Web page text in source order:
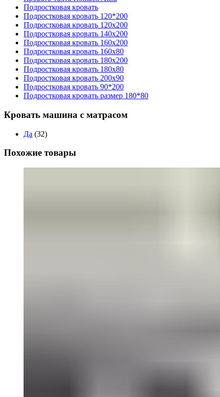
Подростковая кровать
Подростковая кровать 120*200
Подростковая кровать 120x200
Подростковая кровать 140x200
Подростковая кровать 160x200
Подростковая кровать 160x80
Подростковая кровать 180x200
Подростковая кровать 180x80
Подростковая кровать 200x90
Подростковая кровать 90*200
Подростковая кровать размер 180*80
Кровать машина с матрасом
Да (32)
Похожие товары